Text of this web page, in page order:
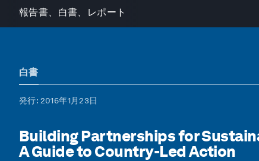
報告書、白書、レポート
白書
発行: 2016年1月23日
Building Partnerships for
A Guide to Country-Led Action